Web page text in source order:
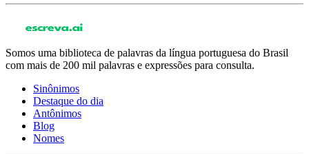
Somos uma biblioteca de palavras da língua portuguesa do Brasil
com mais de 200 mil palavras e expressões para consulta.
Sinônimos
Destaque do dia
Antônimos
Blog
Nomes